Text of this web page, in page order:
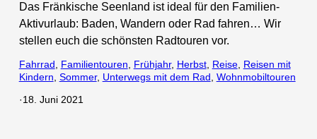
Das Fränkische Seenland ist ideal für den Familien-
Aktivurlaub: Baden, Wandern oder Rad fahren… Wir
stellen euch die schönsten Radtouren vor.
Fahrrad, Familientouren, Frühjahr, Herbst, Reise, Reisen mit
Kindern, Sommer, Unterwegs mit dem Rad, Wohnmobiltouren
·18. Juni 2021